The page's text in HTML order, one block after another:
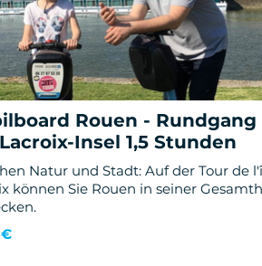
Rouen - Rundgang
Insel 1,5 Stunden
Natur und Stadt: Auf der Tour de
können Sie Rouen in seiner